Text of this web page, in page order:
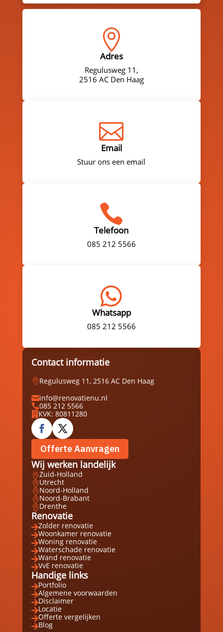

Adres
Regulusweg 11,
2516 AC Den Haag

Email
Stuur ons een email

Telefoon
085 212 5566

Whatsapp
085 212 5566
Contact informatie
Regulusweg 11, 2516 AC Den Haag
info@renovatienu.nl
085 212 5566
 KVK: 80811280
Offerte Aanvragen
Wij werken landelijk
Zuid-Holland
Utrecht
Noord-Holland
Noord-Brabant
Drenthe
Renovatie
Zolder renovatie
Woonkamer renovatie
Woning renovatie
Waterschade renovatie
Wand renovatie
VvE renovatie
Handige links
Portfolio
Algemene voorwaarden
DIsclaimer
Locatie
Offerte vergelijken
Blog